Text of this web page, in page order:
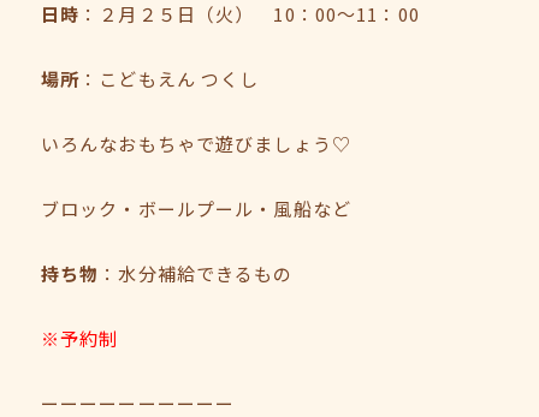
日時 ：２月２５日（火） 10：00～11：00
場所 ：こどもえん つくし
いろんなおもちゃで遊びましょう♡
ブロック・ボールプール・風船など
持ち物 ：水分補給できるもの
※予約制
ーーーーーーーーーー